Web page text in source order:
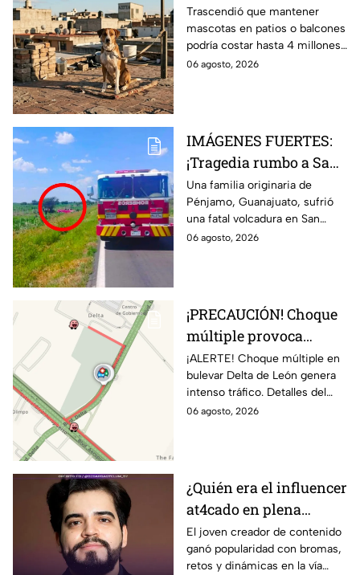
perro o gato en el patio
Aclaramos la ley
Trascendió que mantener
mascotas en patios o balcones
podría costar hasta 4 millones
de pesos.
06 agosto, 2026
IMÁGENES FUERTES:
¡Tragedia rumbo a San
Juan de los Lagos!
MU3REN 4
guanajuatenses tras
FATAL volcadura;
Una familia originaria de
Pénjamo, Guanajuato, sufrió
una fatal volcadura en San
Miguel el Alto, rumbo a San
06 agosto, 2026
¡PRECAUCIÓN! Choque
múltiple provoca
INTENSO TRÁFICO
sobre bulevar Delta
HOY en León; CIERRAN
esta zona de la vialidad
¡ALERTE! Choque múltiple en
bulevar Delta de León genera
intenso tráfico. Detalles del
accidente y recomendaciones
06 agosto, 2026
¿Quién era el influencer
at4cado en plena
transmisión? Esto
sabemos
El joven creador de contenido
ganó popularidad con bromas,
retos y dinámicas en la vía